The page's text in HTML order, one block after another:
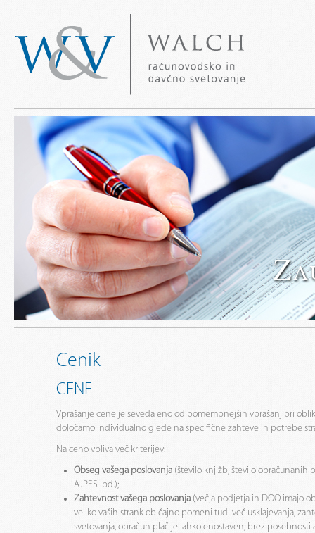
Cenik
CENE
Vprašanje cene je seveda eno od pomembnejših vprašanj pri
določamo individualno glede na specifične zahteve in potrebe
Na ceno vpliva več kriterijev:
Obseg vašega poslovanja (število knjižb, število obračunanih
AJPES ipd.);
Zahtevnost vašega poslovanja (večja podjetja in DOO imajo
veliko vaših strank običajno pomeni tudi več usklajevanja,
svetovanja, obračun plač je lahko enostaven, brez posebnosti